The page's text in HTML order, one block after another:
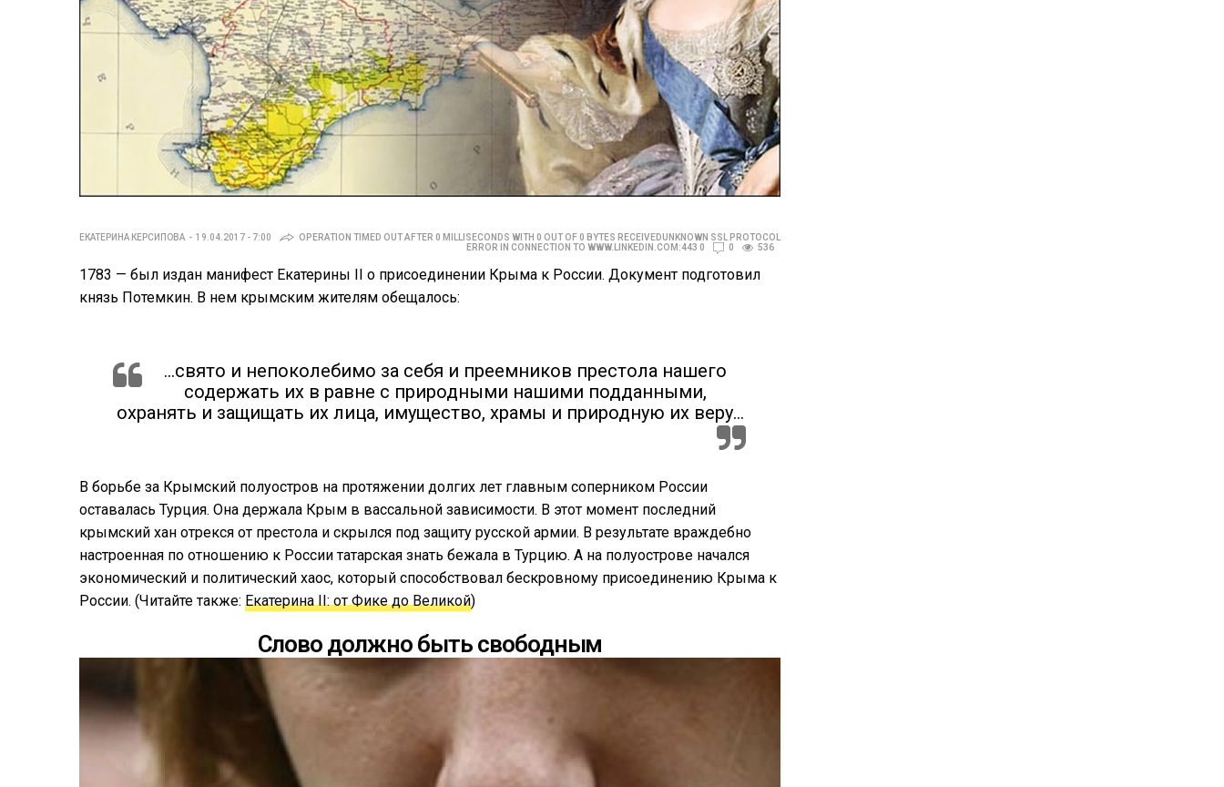
ЕКАТЕРИНА КЕРСИПОВА 19.04.2017 - 7:00
OPERATION TIMED OUT AFTER 0 MILLISECONDS WITH 0 OUT OF 0 BYTES RECEIVEDUNKNOWN SSL PROTOCOL
ERROR IN CONNECTION TO WWW.LINKEDIN.COM:443 0
0 536
1783 — был издан манифест Екатерины II о присоединении Крыма к России. Документ подготовил
князь Потемкин. В нем крымским жителям обещалось:
…свято и непоколебимо за себя и преемников престола нашего
содержать их в равне с природными нашими подданными,
охранять и защищать их лица, имущество, храмы и природную их веру…
В борьбе за Крымский полуостров на протяжении долгих лет главным соперником России
оставалась Турция. Она держала Крым в вассальной зависимости. В этот момент последний
крымский хан отрекся от престола и скрылся под защиту русской армии. В результате враждебно
настроенная по отношению к России татарская знать бежала в Турцию. А на полуострове начался
экономический и политический хаос, который способствовал бескровному присоединению Крыма к
России. (Читайте также: Екатерина II: от Фике до Великой)
Слово должно быть свободным